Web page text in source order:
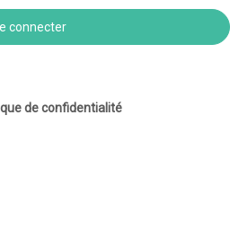
de confidentialité